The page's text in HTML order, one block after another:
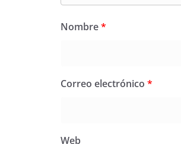
Nombre*
Correo electrónico *
Web